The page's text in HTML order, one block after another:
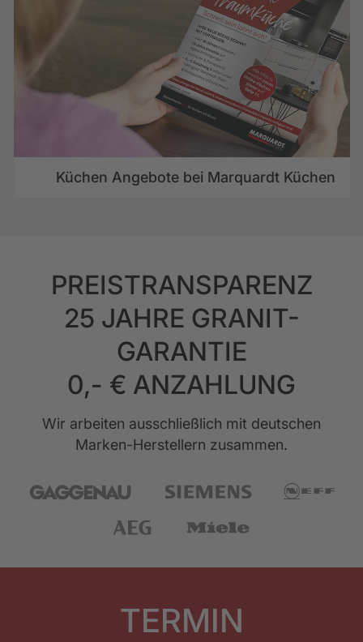
Küchen Angebote bei Marquardt Küchen
PREISTRANSPARENZ
25 JAHRE GRANIT-
GARANTIE
0,- € ANZAHLUNG
Wir arbeiten ausschließlich mit deutschen
Marken-Herstellern zusammen.
TERMIN